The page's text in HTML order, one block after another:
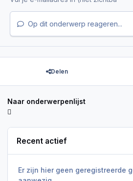
Op dit onderwerp reageren...
Delen
Naar onderwerpenlijst
Recent actief
Er zijn hier geen geregistreerde